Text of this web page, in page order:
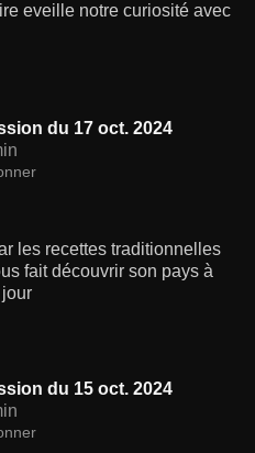
eveille notre curiosité avec
du 17 oct. 2024
les recettes traditionnelles
fait découvrir son pays à
du 15 oct. 2024